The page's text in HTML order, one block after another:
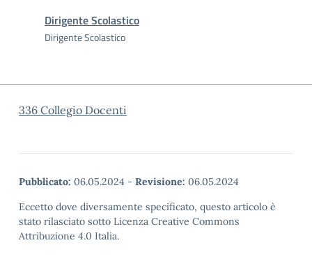
Dirigente Scolastico
Dirigente Scolastico
336 Collegio Docenti
Pubblicato: 06.05.2024 - Revisione: 06.05.2024
Eccetto dove diversamente specificato, questo articolo è
stato rilasciato sotto Licenza Creative Commons
Attribuzione 4.0 Italia.